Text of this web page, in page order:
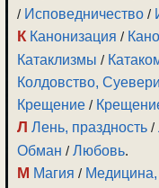
/ Исповедничество /
К Канонизация /
Катаклизмы /
Колдовство,
Крещение /
Л Лень, праздность /
Обман /Любовь.
М Магия /